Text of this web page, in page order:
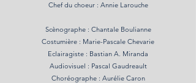
Chef du choeur : Annie Larouche
Scènographe : Chantale Boulianne
Costumière : Marie-Pascale Chevarie
Eclairagiste : Bastian A. Miranda
Audiovisuel : Pascal Gaudreault
Choréographe : Aurélie Caron